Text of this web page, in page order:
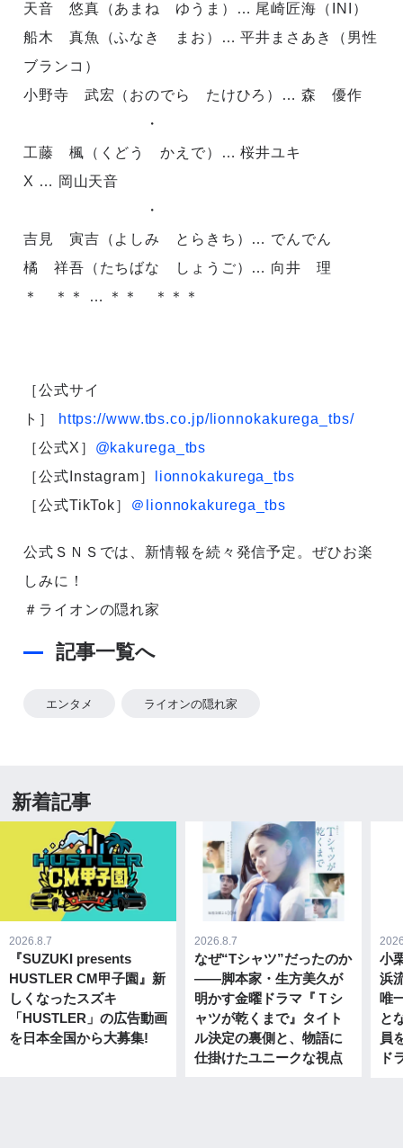
天音 悠真（あまね ゆうま）… 尾崎匠海（INI）
船木 真魚（ふなき まお）… 平井まさあき（男性
ブランコ）
小野寺 武宏（おのでら たけひろ）… 森 優作
・
工藤 楓（くどう かえで）… 桜井ユキ
X … 岡山天音
・
吉見 寅吉（よしみ とらきち）… でんでん
橘 祥吾（たちばな しょうご）… 向井 理
＊ ＊＊ … ＊＊ ＊＊＊
［公式サイ
ト］
https://www.tbs.co.jp/lionnokakurega_tbs/
［公式X］ @kakurega_tbs
［公式Instagram］
lionnokakurega_tbs
［公式TikTok］
＠lionnokakurega_tbs
公式ＳＮＳでは、新情報を続々発信予定。ぜひお楽
しみに！
＃ライオンの隠れ家
記事一覧へ
エンタメ ライオンの隠れ家
新着記事
『SUZUKI presents
HUSTLER CM甲子園』新
しくなったスズキ
「HUSTLER」の広告動画
を日本全国から大募集!
2026.8.7
なぜ“Tシャツ”だったのか
――脚本家・生方美久が
明かす金曜ドラマ『Ｔシ
ャツが乾くまで』タイト
ル決定の裏側と、物語に
仕掛けたユニークな視点
2026.8.7
小
浜
唯
と
員
ド